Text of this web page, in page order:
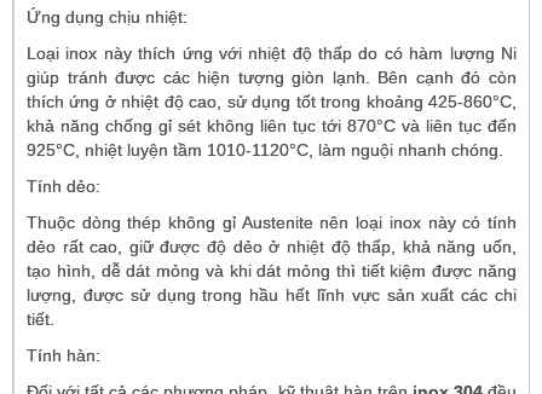
Ứng dụng chịu nhiệt:
Loại inox này thích ứng với nhiệt độ thấp do có hàm lượng Ni
giúp tránh được các hiện tượng giòn lạnh. Bên cạnh đó còn
thích ứng ở nhiệt độ cao, sử dụng tốt trong khoảng 425-860°C,
khả năng chống gỉ sét không liên tục tới 870°C và liên tục đến
925°C, nhiệt luyện tầm 1010-1120°C, làm nguội nhanh chóng.
Tính dẻo:
Thuộc dòng thép không gỉ Austenite nên loại inox này có tính
dẻo rất cao, giữ được độ dẻo ở nhiệt độ thấp, khả năng uốn,
tạo hình, dễ dát mỏng và khi dát mỏng thì tiết kiệm được năng
lượng, được sử dụng trong hầu hết lĩnh vực sản xuất các chi
tiết.
Tính hàn: